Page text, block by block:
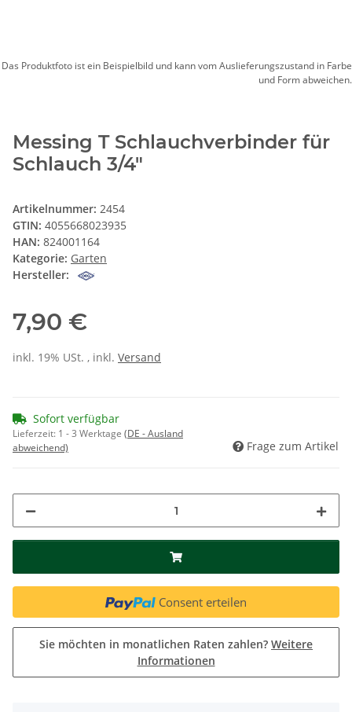
Das Produktfoto ist ein Beispielbild und kann vom Auslieferungszustand in Farbe
und Form abweichen.
Messing T Schlauchverbinder für
Schlauch 3/4"
Artikelnummer: 2454
GTIN: 4055668023935
HAN: 824001164
Kategorie: Garten
Hersteller:
7,90 €
inkl. 19% USt. , inkl. Versand
Sofort verfügbar
Lieferzeit: 1 - 3 Werktage (DE - Ausland
abweichend)
Frage zum Artikel
Consent erteilen
Sie möchten in monatlichen Raten zahlen? Weitere
Informationen